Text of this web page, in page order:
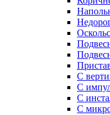
С
С
С
С